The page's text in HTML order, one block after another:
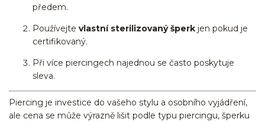
předem.
Používejte vlastní sterilizovaný šperk jen pokud je
certifikovaný.
Při více piercingech najednou se často poskytuje
sleva.
Piercing je investice do vašeho stylu a osobního vyjádření,
ale cena se může výrazně lišit podle typu piercingu, šperku